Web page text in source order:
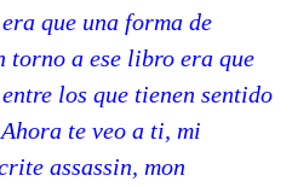
que una forma de
torno a ese libro era que
los que tienen sentido
te veo a ti, mi
assassin, mon